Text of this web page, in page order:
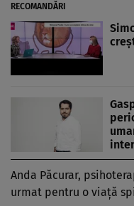
RECOMANDĂRI
Anda Păcurar,
urmat pentru o viaţă